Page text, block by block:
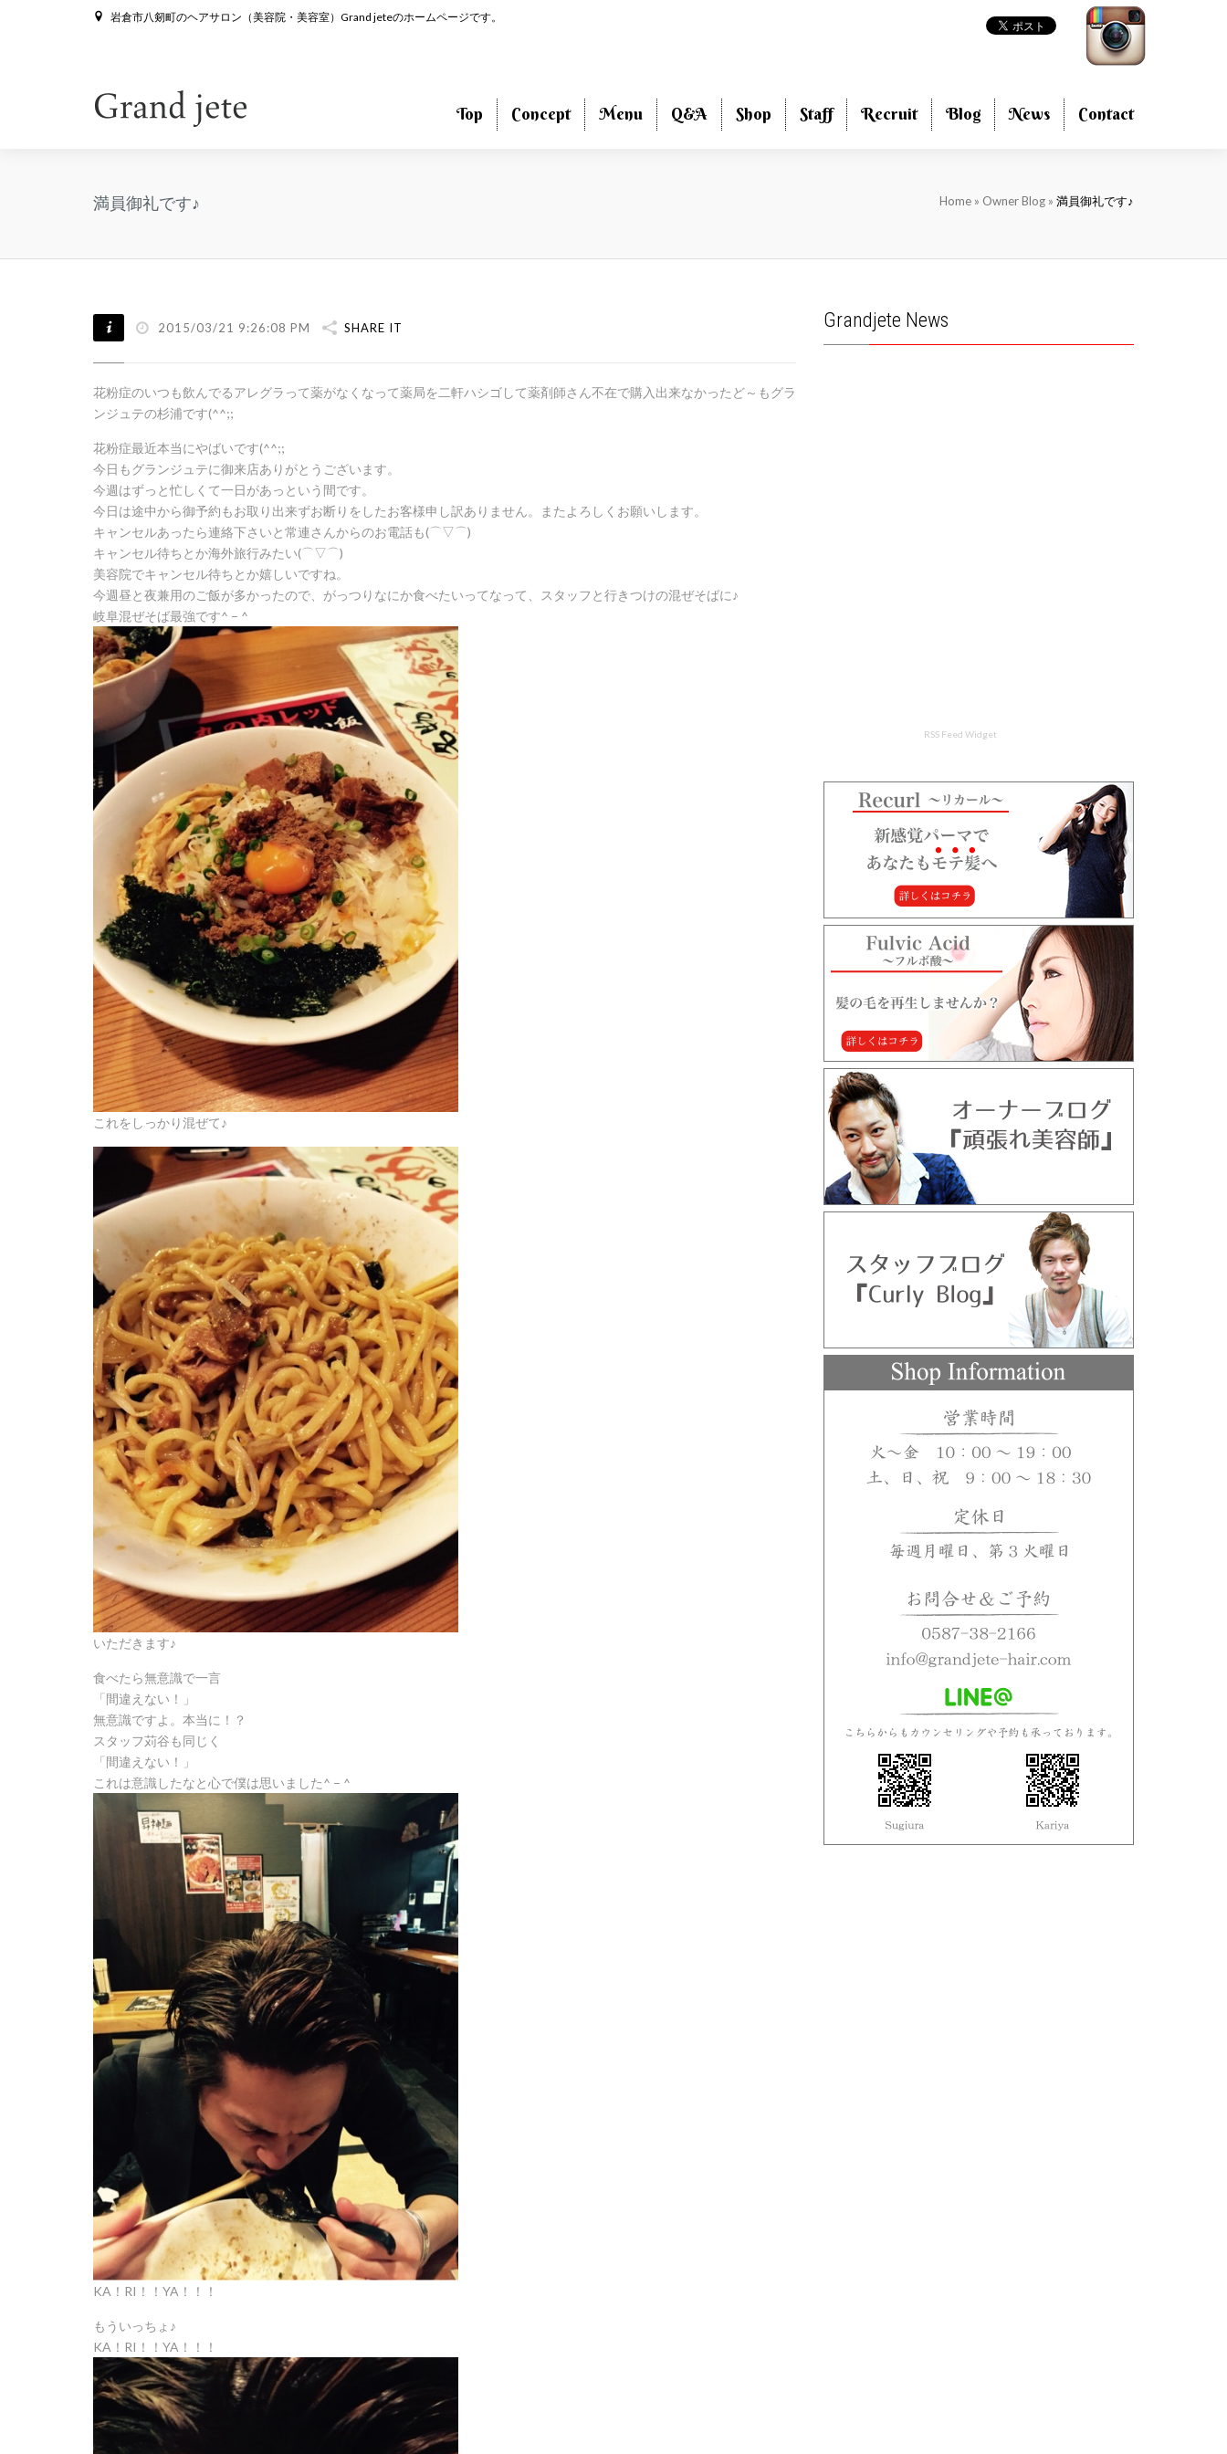
岩倉市八剱町のヘアサロン（美容院・美容室）Grand jeteのホームページです。
Top Concept Menu Q&A Shop Staff Recruit Blog News Contact
満員御礼です♪ Home » Owner Blog » 満員御礼です♪
2015/03/21 9:26:08 PM SHARE IT
花粉症のいつも飲んでるアレグラって薬がなくなって薬局を二軒ハシゴして薬剤師さん不在で購入出来なかったど～もグラ
ンジュテの杉浦です(^^;;
花粉症最近本当にやばいです(^^;;
今日もグランジュテに御来店ありがとうございます。
今週はずっと忙しくて一日があっという間です。
今日は途中から御予約もお取り出来ずお断りをしたお客様申し訳ありません。またよろしくお願いします。
キャンセルあったら連絡下さいと常連さんからのお電話も(⌒▽⌒)
キャンセル待ちとか海外旅行みたい(⌒▽⌒)
美容院でキャンセル待ちとか嬉しいですね。
今週昼と夜兼用のご飯が多かったので、がっつりなにか食べたいってなって、スタッフと行きつけの混ぜそばに♪
岐阜混ぜそば最強です^ – ^
これをしっかり混ぜて♪
いただきます♪
食べたら無意識で一言
「間違えない！」
無意識ですよ。本当に！？
スタッフ苅谷も同じく
「間違えない！」
これは意識したなと心で僕は思いました^ – ^
KA！RI！！YA！！！
もういっちょ♪
KA！RI！！YA！！！
Grandjete News
RSS Feed Widget